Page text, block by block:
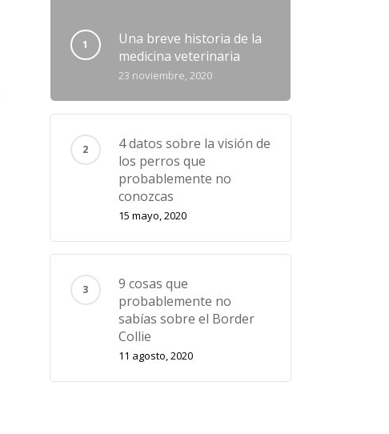
Una breve historia de la
medicina veterinaria
23 noviembre, 2020
4 datos sobre la visión de
los perros que
probablemente no
conozcas
15 mayo, 2020
9 cosas que
probablemente no
sabías sobre el Border
Collie
11 agosto, 2020